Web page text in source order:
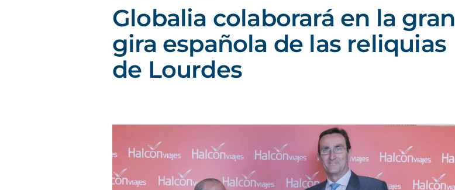
Globalia colaborará en la gran
gira española de las reliquias
de Lourdes